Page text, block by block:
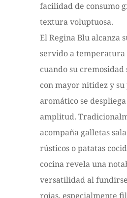
facilidad de consumo
textura voluptuosa.
El Regina Blu alcanza
servido a temperatura
cuando su cremosidad
con mayor nitidez y
aromático se
amplitud.
acompaña galletas
rústicos o patatas
cocina revela una
versatilidad al
rojas, especialmente